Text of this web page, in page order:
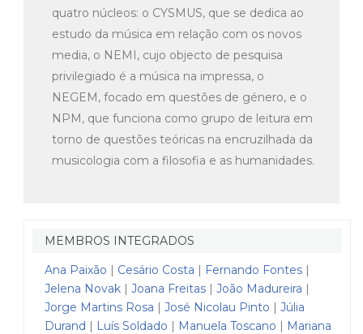
quatro núcleos: o CYSMUS, que se dedica ao
estudo da música em relação com os novos
media, o NEMI, cujo objecto de pesquisa
privilegiado é a música na impressa, o
NEGEM, focado em questões de género, e o
NPM, que funciona como grupo de leitura em
torno de questões teóricas na encruzilhada da
musicologia com a filosofia e as humanidades.
MEMBROS INTEGRADOS
Ana Paixão | Cesário Costa | Fernando Fontes |
Jelena Novak | Joana Freitas | João Madureira |
Jorge Martins Rosa | José Nicolau Pinto | Júlia
Durand | Luís Soldado | Manuela Toscano | Mariana